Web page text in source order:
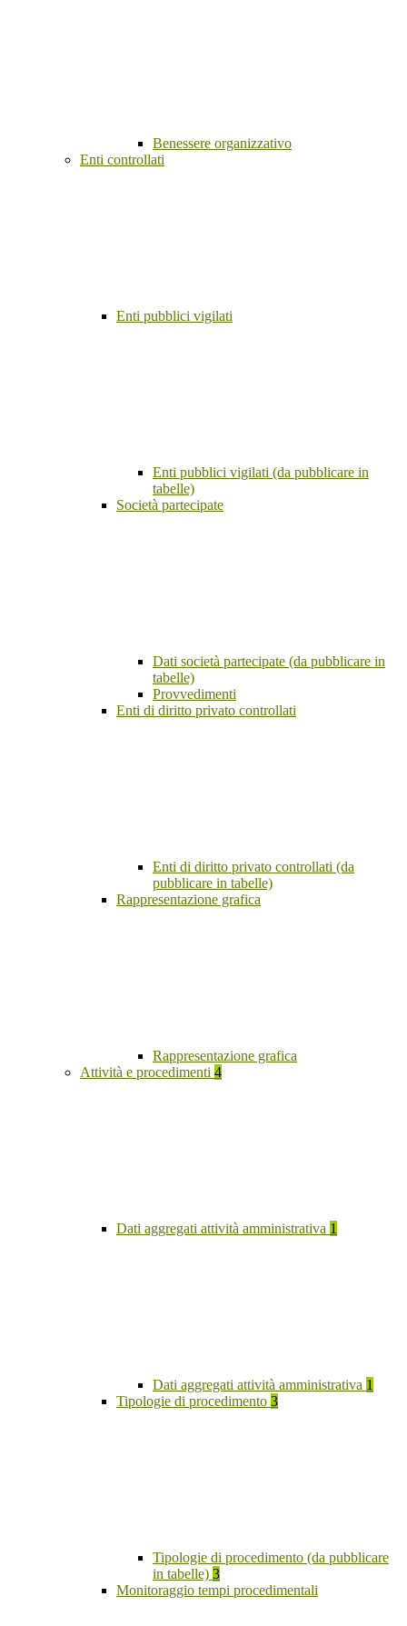
Benessere organizzativo
Enti controllati
Enti pubblici vigilati
Enti pubblici vigilati (da pubblicare in
tabelle)
Società partecipate
Dati società partecipate (da pubblicare in
tabelle)
Provvedimenti
Enti di diritto privato controllati
Enti di diritto privato controllati (da
pubblicare in tabelle)
Rappresentazione grafica
Rappresentazione grafica
Attività e procedimenti 4
Dati aggregati attività amministrativa 1
Dati aggregati attività amministrativa 1
Tipologie di procedimento 3
Tipologie di procedimento (da pubblicare
in tabelle) 3
Monitoraggio tempi procedimentali